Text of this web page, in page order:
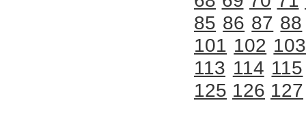
85 86 87 88
101 102 103
113 114 115
125 126 127